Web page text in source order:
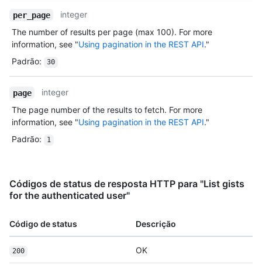
per_page
integer
The number of results per page (max 100). For more
information, see "Using pagination in the REST API."
Padrão: 30
page
integer
The page number of the results to fetch. For more
information, see "Using pagination in the REST API."
Padrão: 1
Códigos de status de resposta HTTP para "List gists
for the authenticated user"
Código de status Descrição
200 OK